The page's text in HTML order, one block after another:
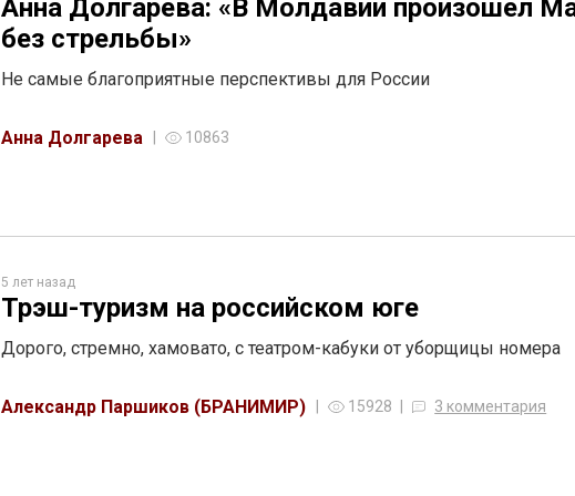
Анна Долгарева: «В Молдавии произошел
без стрельбы»
Не самые благоприятные перспективы для России
Анна Долгарева 10863
5 лет назад
Трэш-туризм на российском юге
Дорого, стремно, хамовато, с театром-кабуки от уборщицы номера
Александр Паршиков (БРАНИМИР) 15928 3 комментария